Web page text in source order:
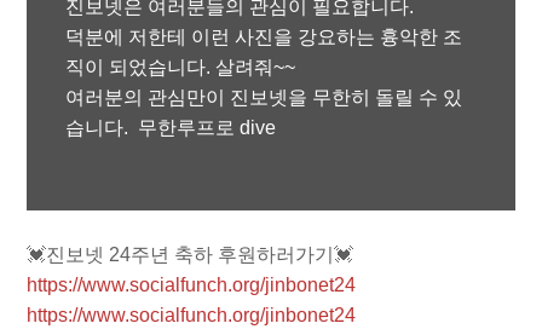
진보넷은 여러분들의 관심이 필요합니다.
덕분에 저한테 이런 사진을 강요하는 흉악한 조
직이 되었습니다. 살려줘~~
여러분의 관심만이 진보넷을 무한히 돌릴 수 있
습니다. 무한루프로 dive
💓진보넷 24주년 축하 후원하러가기💓
https://www.socialfunch.org/jinbonet24
https://www.socialfunch.org/jinbonet24